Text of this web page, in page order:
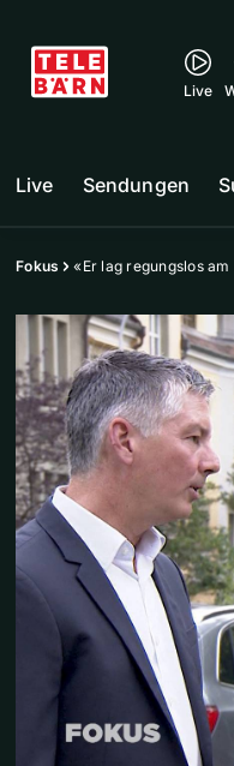
Live
Live Sendungen
Fokus «Er lag regungslos